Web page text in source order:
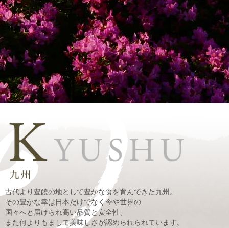
古代より豊饒の地として豊かな食を育んできた九州。
その豊かな幸は日本だけでなく今や世界の
国々へと届けられ高い品質と安全性、
また何よりもまして美味しさが認められられています。